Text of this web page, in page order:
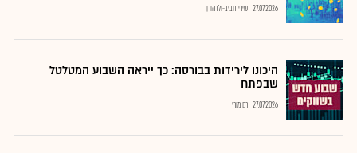
27.07.2026 שירי חביב-ולדהורן
היכונו לירידות בבורסה: כך ייראה השבוע המטלטל
שבפתח
27.07.2026 רם מורי